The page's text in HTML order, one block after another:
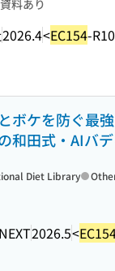
料あり
2026.4<EC154-
ボケを防ぐ最
和田式・AIバ
2026.5<
Diet Library